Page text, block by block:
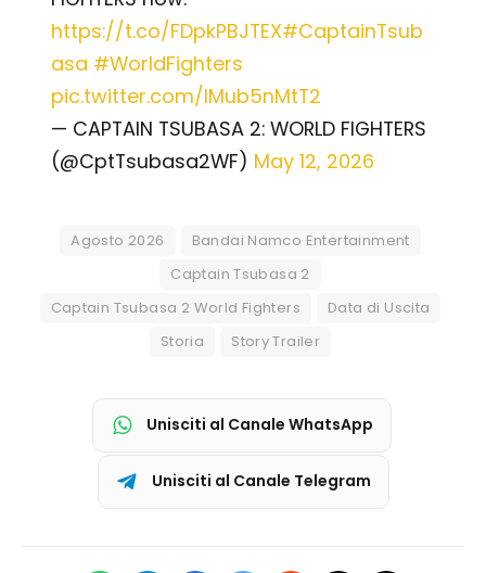
https://t.co/FDpkPBJTEX#CaptainTsub
asa #WorldFighters
pic.twitter.com/IMub5nMtT2
— CAPTAIN TSUBASA 2: WORLD FIGHTERS
(@CptTsubasa2WF) May 12, 2026
Agosto 2026
Bandai Namco Entertainment
Captain Tsubasa 2
Captain Tsubasa 2 World Fighters
Data di Uscita
Storia
Story Trailer
Unisciti al Canale WhatsApp
Unisciti al Canale Telegram